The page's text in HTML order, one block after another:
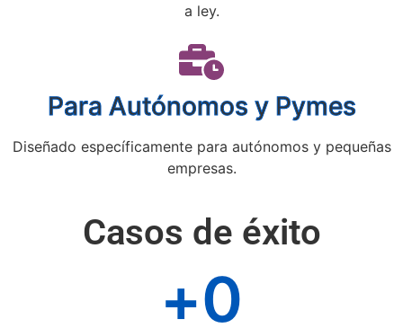
a ley.
Para Autónomos y Pymes
Diseñado específicamente para autónomos y pequeñas
empresas.
Casos de éxito
+0